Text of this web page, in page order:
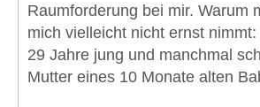
Raumforderung bei mir. Warum
mich vielleicht nicht ernst nimmt:
29 Jahre jung und manchmal
Mutter eines 10 Monate alten